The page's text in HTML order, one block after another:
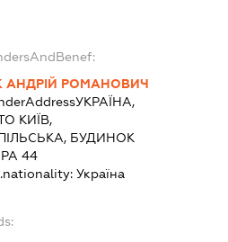
АНДРІЙ РОМАНОВИЧ
УКРАЇНА,
КИЇВ,
БУДИНОК
44
Україна